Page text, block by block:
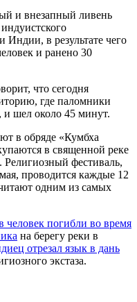
и внезапный ливень
Индии, в результате чего
и ранено 30
что сегодня
где паломники
и шел около 45 минут.
в обряде «Кумбха
в священной реке
фестиваль,
проводится каждые 12
одним из самых
человек погибли во время
на берегу реки в
отрезал язык в дань
экстаза.